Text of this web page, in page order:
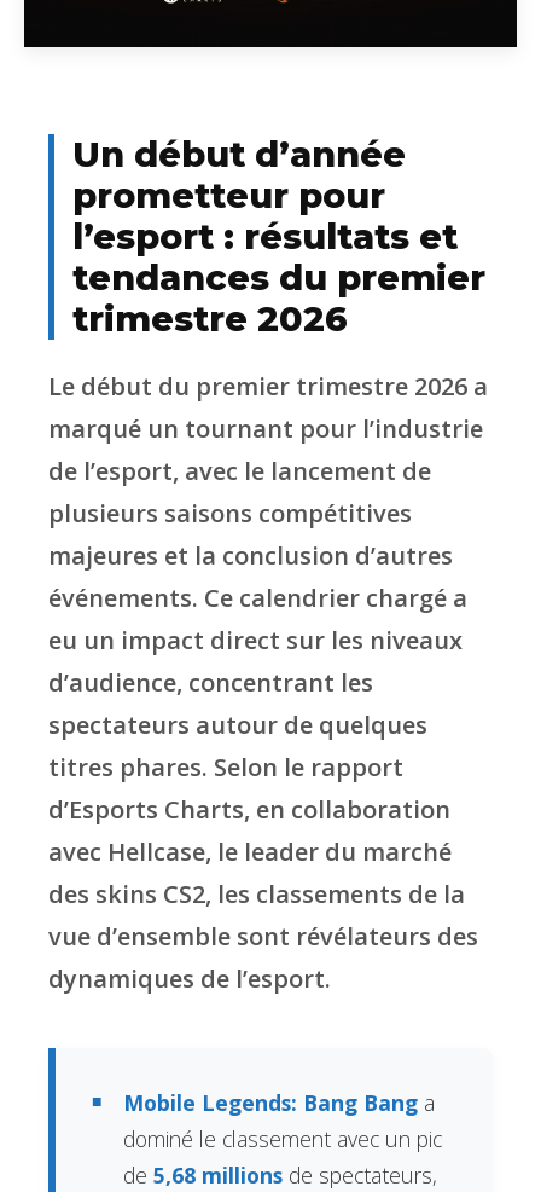
Un début d’année
prometteur pour
l’esport : résultats et
tendances du premier
trimestre 2026
Le début du premier trimestre 2026 a
marqué un tournant pour l’industrie
de l’esport, avec le lancement de
plusieurs saisons compétitives
majeures et la conclusion d’autres
événements. Ce calendrier chargé a
eu un impact direct sur les niveaux
d’audience, concentrant les
spectateurs autour de quelques
titres phares. Selon le rapport
d’Esports Charts, en collaboration
avec Hellcase, le leader du marché
des skins CS2, les classements de la
vue d’ensemble sont révélateurs des
dynamiques de l’esport.
Mobile Legends: Bang Bang a
dominé le classement avec un pic
de5,68 millions de spectateurs,